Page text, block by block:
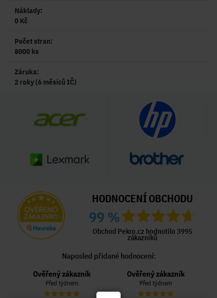
Náklady:
0 Kč
Počet stran:
8000 ks
Záruka:
2 roky (6 měsíců IČ)
HODNOCENÍ OBCHODU
99 %
Obchod Pekro.cz hodnotilo 3995
zákazníků
Naposled přidané hodnocení:
Ověřený zákazník
Před týdnem
Ověřený zákazník
Před týdnem